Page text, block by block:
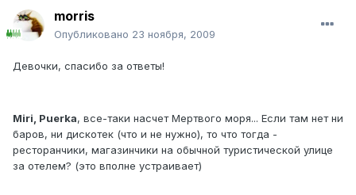
morris
Опубликовано 23 ноября, 2009
Девочки, спасибо за ответы!
Miri, Puerka, все-таки насчет Мертвого моря... Если там нет ни
баров, ни дискотек (что и не нужно), то что тогда -
ресторанчики, магазинчики на обычной туристической улице
за отелем? (это вполне устраивает)